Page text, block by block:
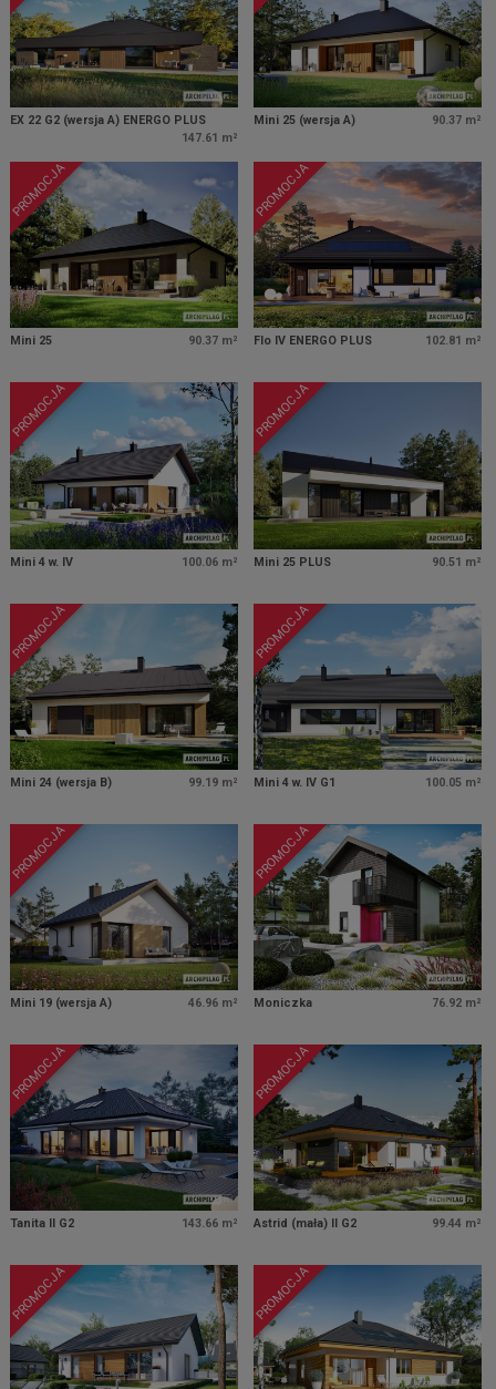
EX 22 G2 (wersja A) ENERGO PLUS
147.61 m²
Mini 25 (wersja A) 90.37 m²
PROMOCJA
Mini 25 90.37 m²
PROMOCJA
Flo IV ENERGO PLUS 102.81 m²
PROMOCJA
Mini 4 w. IV 100.06 m²
PROMOCJA
Mini 25 PLUS 90.51 m²
PROMOCJA
Mini 24 (wersja B) 99.19 m²
PROMOCJA
Mini 4 w. IV G1 100.05 m²
PROMOCJA
Mini 19 (wersja A) 46.96 m²
PROMOCJA
Moniczka 76.92 m²
PROMOCJA
Tanita II G2 143.66 m²
PROMOCJA
Astrid (mała) II G2 99.44 m²
PROMOCJA PROMOCJA